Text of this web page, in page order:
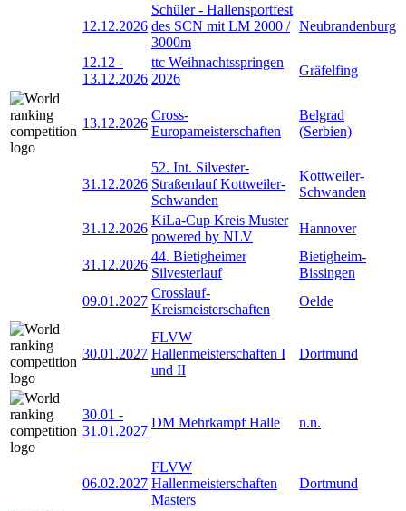
12.12.2026
Schüler - Hallensportfest
des SCN mit LM 2000 /
3000m
Neubrandenburg
12.12 -
13.12.2026
ttc Weihnachtsspringen
2026
Gräfelfing
13.12.2026
Cross-
Europameisterschaften
Belgrad
(Serbien)
31.12.2026
52. Int. Silvester-
Straßenlauf Kottweiler-
Schwanden
Kottweiler-
Schwanden
31.12.2026
KiLa-Cup Kreis Muster
powered by NLV
Hannover
31.12.2026
44. Bietigheimer
Silvesterlauf
Bietigheim-
Bissingen
09.01.2027
Crosslauf-
Kreismeisterschaften
Oelde
30.01.2027
FLVW
Hallenmeisterschaften I
und II
Dortmund
30.01 -
31.01.2027
DM Mehrkampf Halle n.n.
06.02.2027
FLVW
Hallenmeisterschaften
Masters
Dortmund